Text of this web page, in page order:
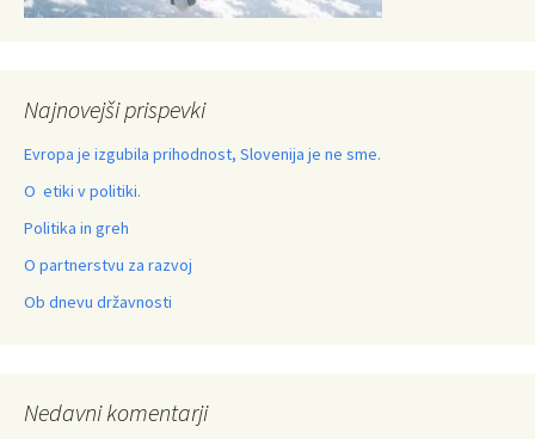
Najnovejši prispevki
Evropa je izgubila prihodnost, Slovenija je ne sme.
O etiki v politiki.
Politika in greh
O partnerstvu za razvoj
Ob dnevu državnosti
Nedavni komentarji